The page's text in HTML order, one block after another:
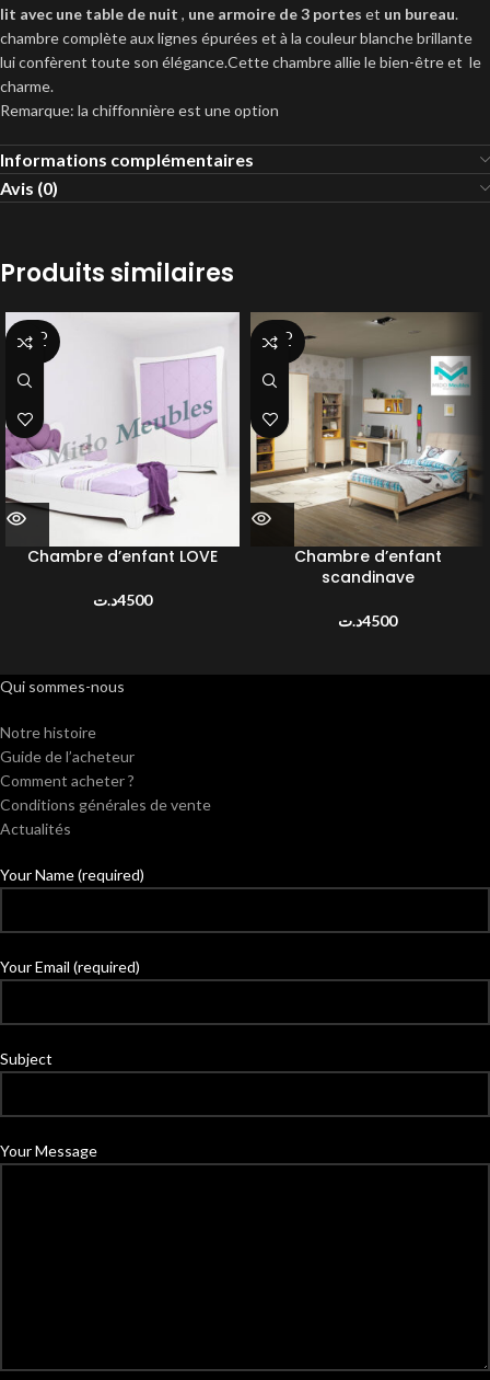
lit avec une table de nuit , une armoire de 3 portes et un bureau.
chambre complète aux lignes épurées et à la couleur blanche brillante
lui confèrent toute son élégance.Cette chambre allie le bien-être et le
charme.
Remarque: la chiffonnière est une option
Informations complémentaires
Avis (0)
Produits similaires
SOLD
OUT
Chambre d’enfant LOVE
4500د.ت
SOLD
OUT
Chambre d’enfant
scandinave
4500د.ت
Qui sommes-nous
Notre histoire
Guide de l’acheteur
Comment acheter ?
Conditions générales de vente
Actualités
Your Name (required)
Your Email (required)
Subject
Your Message